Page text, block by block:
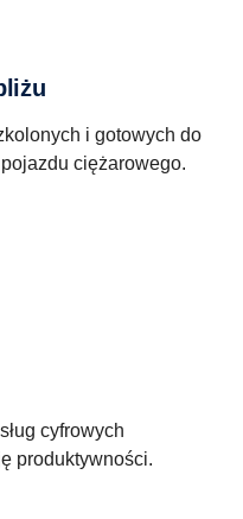
i gotowych do
ciężarowego.
cyfrowych
produktywności.